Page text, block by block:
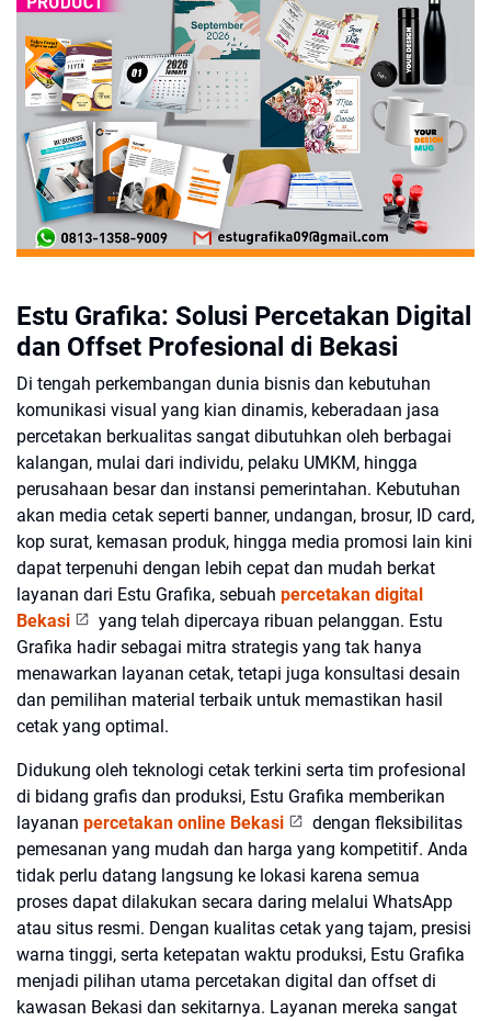
Estu Grafika: Solusi Percetakan Digital
dan Offset Profesional di Bekasi
Di tengah perkembangan dunia bisnis dan kebutuhan
komunikasi visual yang kian dinamis, keberadaan jasa
percetakan berkualitas sangat dibutuhkan oleh berbagai
kalangan, mulai dari individu, pelaku UMKM, hingga
perusahaan besar dan instansi pemerintahan. Kebutuhan
akan media cetak seperti banner, undangan, brosur, ID card,
kop surat, kemasan produk, hingga media promosi lain kini
dapat terpenuhi dengan lebih cepat dan mudah berkat
layanan dari Estu Grafika, sebuah percetakan digital
Bekasi
yang telah dipercaya ribuan pelanggan. Estu
Grafika hadir sebagai mitra strategis yang tak hanya
menawarkan layanan cetak, tetapi juga konsultasi desain
dan pemilihan material terbaik untuk memastikan hasil
cetak yang optimal.
Didukung oleh teknologi cetak terkini serta tim profesional
di bidang grafis dan produksi, Estu Grafika memberikan
layanan percetakan online Bekasi
dengan fleksibilitas
pemesanan yang mudah dan harga yang kompetitif. Anda
tidak perlu datang langsung ke lokasi karena semua
proses dapat dilakukan secara daring melalui WhatsApp
atau situs resmi. Dengan kualitas cetak yang tajam, presisi
warna tinggi, serta ketepatan waktu produksi, Estu Grafika
menjadi pilihan utama percetakan digital dan offset di
kawasan Bekasi dan sekitarnya. Layanan mereka sangat